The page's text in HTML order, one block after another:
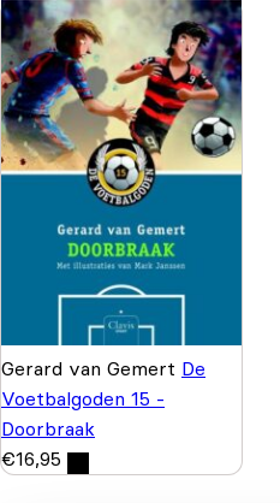
Gerard van Gemert De
Voetbalgoden 15 -
Doorbraak
€16,95